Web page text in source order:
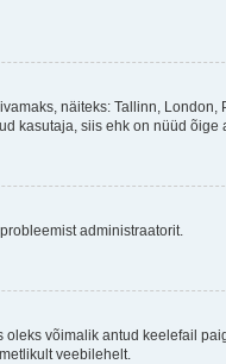
näiteks: Tallinn, London,
kasutaja, siis ehk on nüüd õige
administraatorit.
võimalik antud keelefail
veebilehelt.